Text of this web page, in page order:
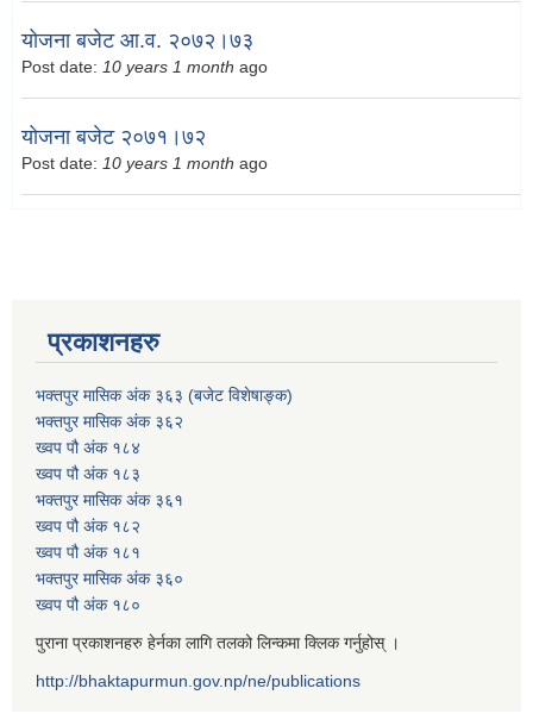
योजना बजेट आ.व. २०७२।७३
Post date: 10 years 1 month ago
योजना बजेट २०७१।७२
Post date: 10 years 1 month ago
प्रकाशनहरु
भक्तपुर मासिक अंक ३६३ (बजेट विशेषाङ्क)
भक्तपुर मासिक अंक ३६२
ख्वप पौ अंक १८४
ख्वप पौ अंक १८३
भक्तपुर मासिक अंक ३६१
ख्वप पौ अंक १८२
ख्वप पौ अंक १८१
भक्तपुर मासिक अंक ३६०
ख्वप पौ अंक १८०
पुराना प्रकाशनहरु हेर्नका लागि तलको लिन्कमा क्लिक गर्नुहोस् ।
http://bhaktapurmun.gov.np/ne/publications